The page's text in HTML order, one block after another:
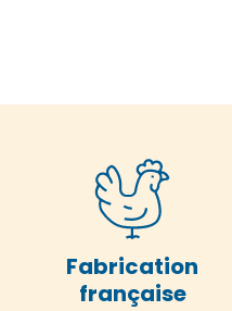
Fabrication
française